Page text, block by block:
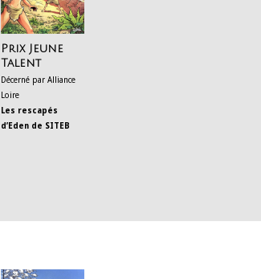
Prix Jeune
Talent
Décerné par Alliance
Loire
Les rescapés
d’Eden de SITEB